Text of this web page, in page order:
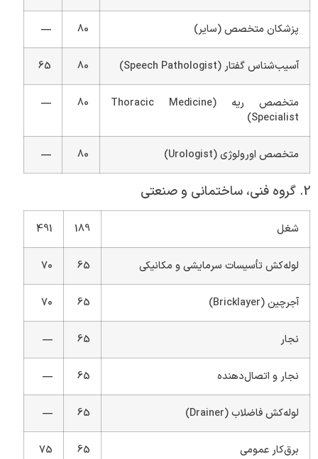
پزشکان متخصص (سایر) 80
—
آسیب‌شناس گفتار (Speech Pathologist) 80
65
متخصص ریه (Thoracic Medicine
Specialist)
80
—
متخصص اورولوژی (Urologist) 80
—
2. گروه فنی، ساختمانی و صنعتی
شغل 189
491
لوله‌کش تأسیسات سرمایشی و مکانیکی 65
70
آجرچین (Bricklayer) 65
70
نجار 65
—
نجار و اتصال‌دهنده 65
—
لوله‌کش فاضلاب (Drainer) 65
—
برق‌کار عمومی 65
75